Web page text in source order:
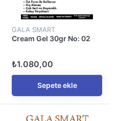
GALA SMART
Cream Gel 30gr No: 02
₺1.080,00
Sepete ekle